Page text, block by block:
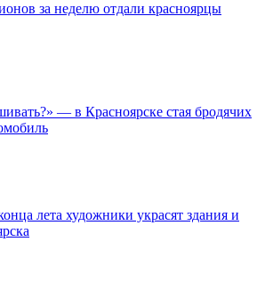
за неделю отдали красноярцы
— в Красноярске стая бродячих
лета художники украсят здания и